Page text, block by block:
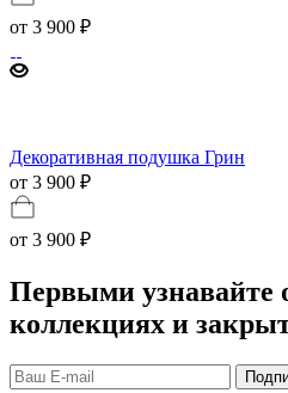
от 3 900 ₽
Декоративная подушка Грин
от 3 900 ₽
от 3 900 ₽
Первыми узнавайте
коллекциях и